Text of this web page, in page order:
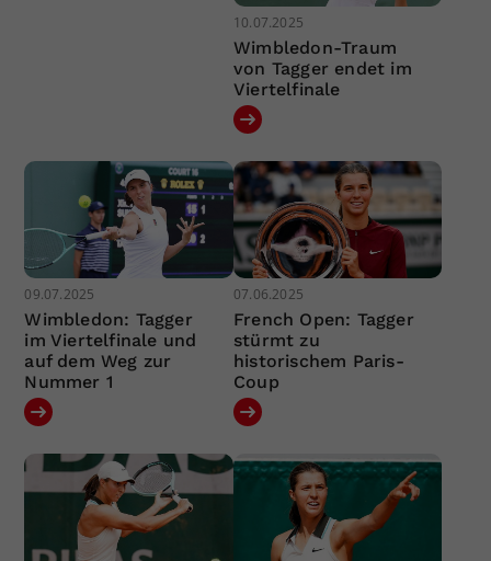
10.07.2025
Wimbledon-Traum
von Tagger endet im
Viertelfinale
09.07.2025
Wimbledon: Tagger
im Viertelfinale und
auf dem Weg zur
Nummer 1
07.06.2025
French Open: Tagger
stürmt zu
historischem Paris-
Coup